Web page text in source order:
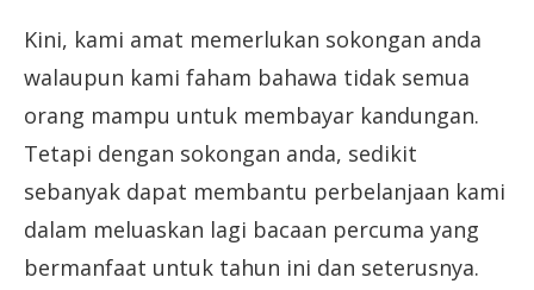
Kini, kami amat memerlukan sokongan anda
walaupun kami faham bahawa tidak semua
orang mampu untuk membayar kandungan.
Tetapi dengan sokongan anda, sedikit
sebanyak dapat membantu perbelanjaan kami
dalam meluaskan lagi bacaan percuma yang
bermanfaat untuk tahun ini dan seterusnya.